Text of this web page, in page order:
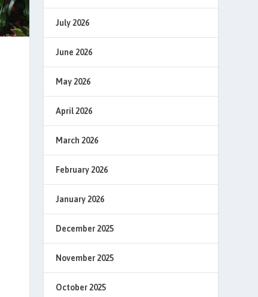
July 2026
June 2026
May 2026
April 2026
March 2026
February 2026
January 2026
December 2025
November 2025
October 2025